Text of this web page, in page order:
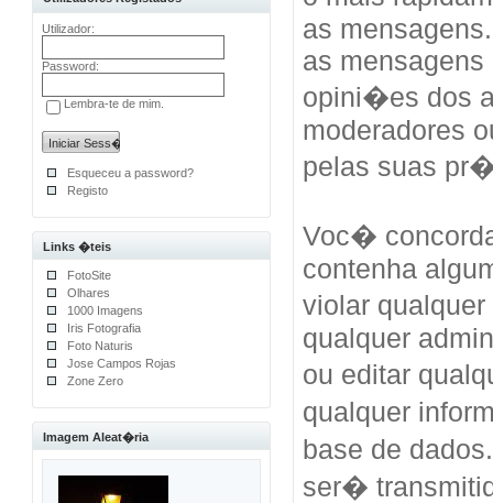
Utilizador:
Password:
Lembra-te de mim.
Esqueceu a password?
Registo
Links �teis
FotoSite
Olhares
1000 Imagens
Iris Fotografia
Foto Naturis
Jose Campos Rojas
Zone Zero
Imagem Aleat�ria
as
as
opini�es dos
moderadores
pelas suas
Voc�
contenha
violar
qualquer
ou editar
qualquer
base de
ser�